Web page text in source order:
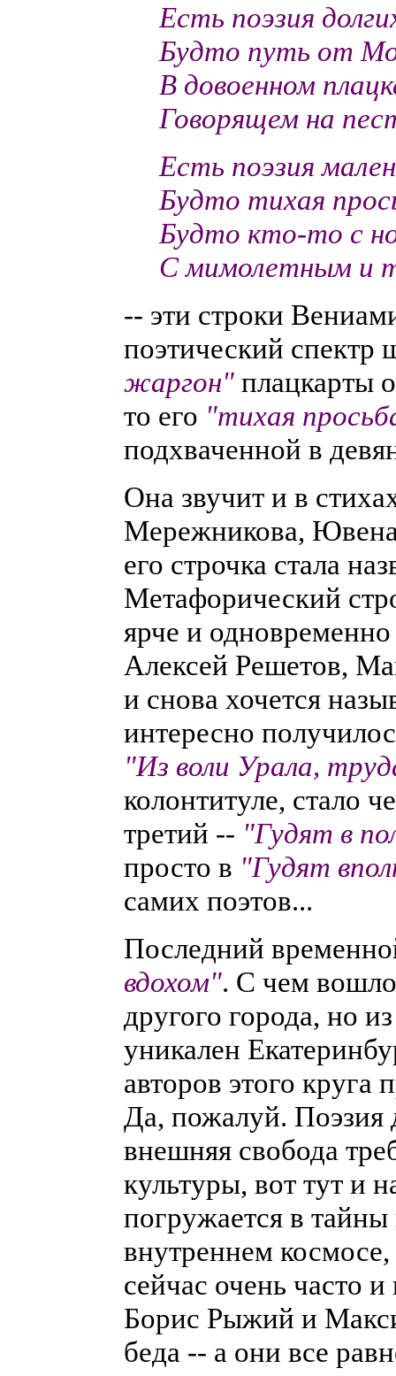
Есть поэзия
Будто путь от
В довоенном
Говорящем на
Есть поэзия
Будто тихая
Будто кто-то с
С мимолетным и
-- эти строки
поэтический спектр
жаргон" плацкарты
то его "тихая
подхваченной в
Она звучит и в
Мережникова,
его строчка стала
Метафорический
ярче и
Алексей Решетов,
и снова хочется
интересно
"Из воли Урала,
колонтитуле, стало
третий -- "Гудят в
просто в "Гудят
самих поэтов...
Последний
вдохом". С чем
другого города, но
уникален
авторов этого круга
Да, пожалуй. Поэзия
внешняя свобода
культуры, вот тут и
погружается в тайны
внутреннем
сейчас очень часто
Борис Рыжий и
беда -- а они все